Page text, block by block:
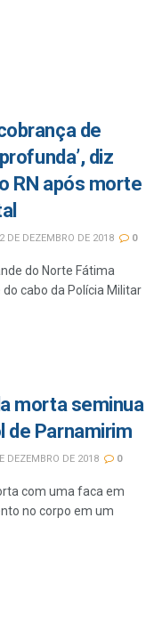
de
diz
RN após morte
DE DEZEMBRO DE 2018 0
do Norte Fátima
cabo da Polícia Militar
morta seminua
de Parnamirim
DEZEMBRO DE 2018 0
com uma faca em
no corpo em um